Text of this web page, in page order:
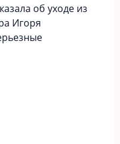
об уходе из
Игоря